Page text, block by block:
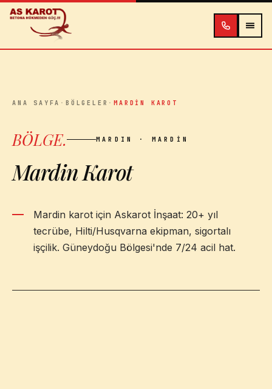
İçeriğe atla
ANA SAYFA ·BÖLGELER ·MARDIN KAROT
BÖLGE. MARDIN · MARDIN
Mardin Karot
Mardin karot için Askarot İnşaat: 20+ yıl
tecrübe, Hilti/Husqvarna ekipman, sigortalı
işçilik. Güneydoğu Bölgesi'nde 7/24 acil hat.